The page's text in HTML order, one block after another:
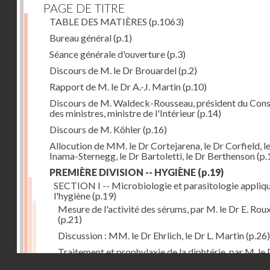
PAGE DE TITRE
TABLE DES MATIÈRES (p.1063)
Bureau général(p.1)
Séance générale d'ouverture(p.3)
Discours de M. le Dr Brouardel(p.2)
Rapport de M. le Dr A.-J. Martin(p.10)
Discours de M. Waldeck-Rousseau, président du
des ministres, ministre de l'Intérieur(p.14)
Discours de M. Köhler(p.16)
Allocution de MM. le Dr Cortejarena, le Dr Corfield,
Inama-Sternegg, le Dr Bartoletti, le Dr Berthenson
PREMIÈRE DIVISION -- HYGIÈNE (p.19)
SECTION I -- Microbiologie et parasitologie
l'hygiène(p.19)
Mesure de l'activité des sérums, par M. le Dr E.
(p.21)
Discussion : MM. le Dr Ehrlich, le Dr L. Martin(p.26)
Traitement et prophylaxie de la diphtérie, par M. le